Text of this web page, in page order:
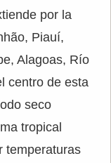
por la
Piauí,
Alagoas, Río
centro de esta
seco
tropical
temperaturas